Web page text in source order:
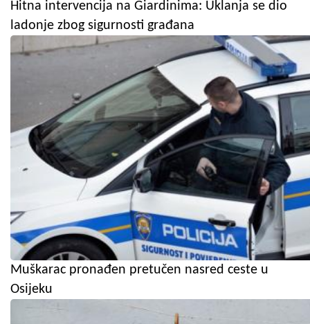
Hitna intervencija na Giardinima: Uklanja se dio
ladonje zbog sigurnosti građana
Muškarac pronađen pretučen nasred ceste u
Osijeku